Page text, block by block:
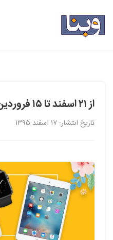
از ۲۱ اسفند تا ۱۵ فروردین هر روز یک جایزه
تاریخ انتشار: ۱۷ اسفند ۱۳۹۵